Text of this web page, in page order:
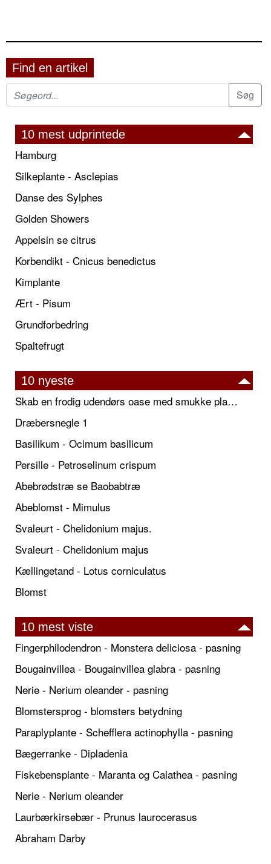
Find en artikel
10 mest udprintede
Hamburg
Silkeplante - Asclepias
Danse des Sylphes
Golden Showers
Appelsin se citrus
Korbendikt - Cnicus benedictus
Kimplante
Ært - Pisum
Grundforbedring
Spaltefrugt
10 nyeste
Skab en frodig udendørs oase med smukke plantekrukker og elegante espalier
Dræbersnegle 1
Basilikum - Ocimum basilicum
Persille - Petroselinum crispum
Abebrødstræ se Baobabtræ
Abeblomst - Mimulus
Svaleurt - Chelidonium majus.
Svaleurt - Chelidonium majus
Kællingetand - Lotus corniculatus
Blomst
10 mest viste
Fingerphilodendron - Monstera deliciosa - pasning
Bougainvillea - Bougainvillea glabra - pasning
Nerie - Nerium oleander - pasning
Blomstersprog - blomsters betydning
Paraplyplante - Schefflera actinophylla - pasning
Bægerranke - Dipladenia
Fiskebensplante - Maranta og Calathea - pasning
Nerie - Nerium oleander
Laurbærkirsebær - Prunus laurocerasus
Abraham Darby